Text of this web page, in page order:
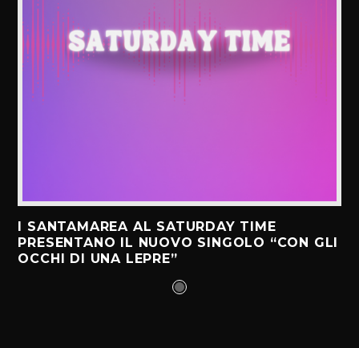
I SANTAMAREA AL SATURDAY TIME
PRESENTANO IL NUOVO SINGOLO “CON GLI
OCCHI DI UNA LEPRE”